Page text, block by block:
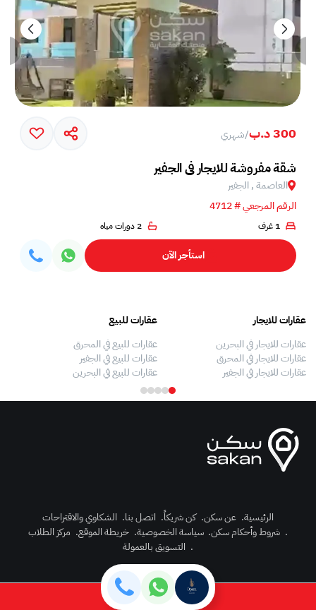
300 د.ب /شهري
شقة مفروشة للايجار في الجفير
العاصمة , الجفير
الرقم المرجعي # 4712
1 غرف 2 دورات مياه
استأجر الآن
عقارات للايجار
عقارات للايجار في البحرين
عقارات للايجار في المحرق
عقارات للايجار في الجفير
عقارات للبيع
عقارات للبيع في المحرق
عقارات للبيع في الجفير
عقارات للبيع في البحرين
الرئيسية. عن سكن. كن شريكاً. اتصل بنا. الشكاوي والاقتراحات
. شروط وأحكام سكن. سياسة الخصوصية. خريطة الموقع. مركز الطلاب
. التسويق بالعمولة